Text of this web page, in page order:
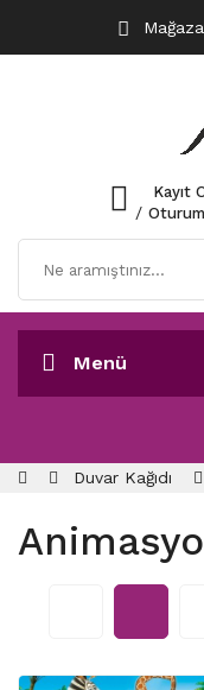
Kayıt
/
Menü
Duvar Kağıdı